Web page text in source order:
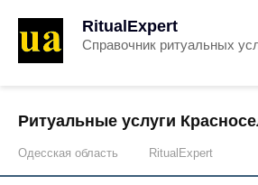
RitualExpert
Справочник ритуальных
Ритуальные услуги
Одесская область RitualExpert